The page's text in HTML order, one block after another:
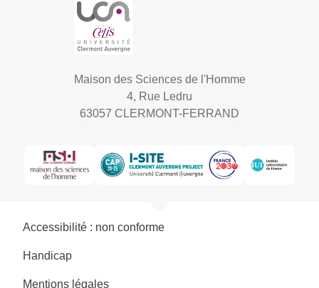
Maison des Sciences de l'Homme
4, Rue Ledru
63057 CLERMONT-FERRAND
Accessibilité : non conforme
Handicap
Mentions légales